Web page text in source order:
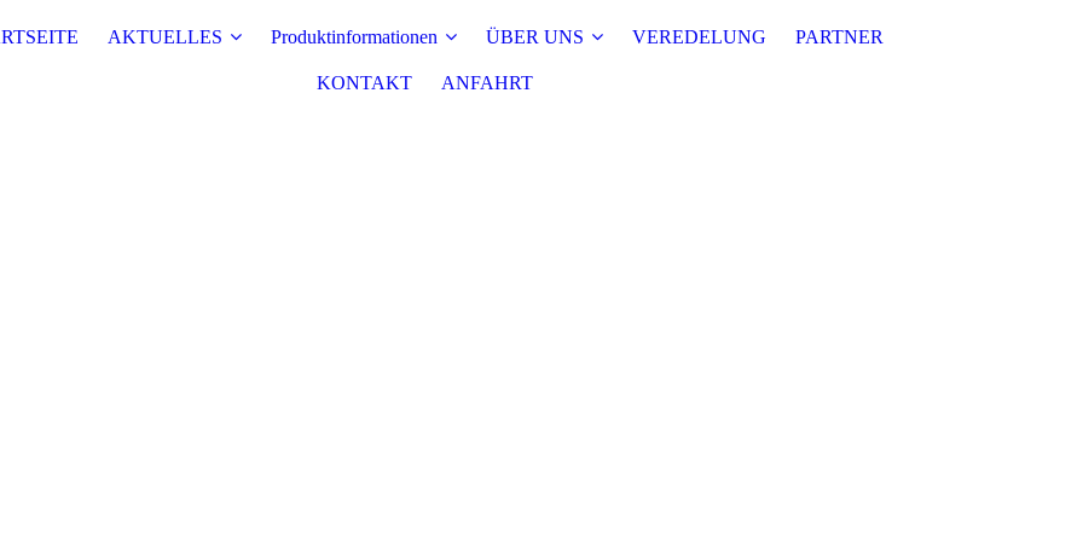
AKTUELLES Produktinformationen ÜBER UNS VEREDELUNG PARTNER
KONTAKT ANFAHRT